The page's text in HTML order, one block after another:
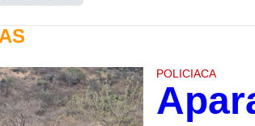
POLICIACA